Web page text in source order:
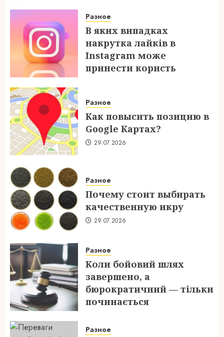
Разное
В яких випадках
накрутка лайків в
Instagram може
принести користь
Разное
Как повысить позицию в
Google Картах?
29.07.2026
Разное
Почему стоит выбирать
качественную икру
29.07.2026
Разное
Коли бойовий шлях
завершено, а
бюрократичний — тільки
починається
Разное